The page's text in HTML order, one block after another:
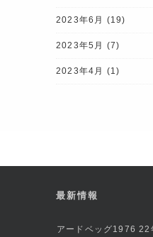
2023年6月 (19)
2023年5月 (7)
2023年4月 (1)
最新情報
アードベッグ1976 22